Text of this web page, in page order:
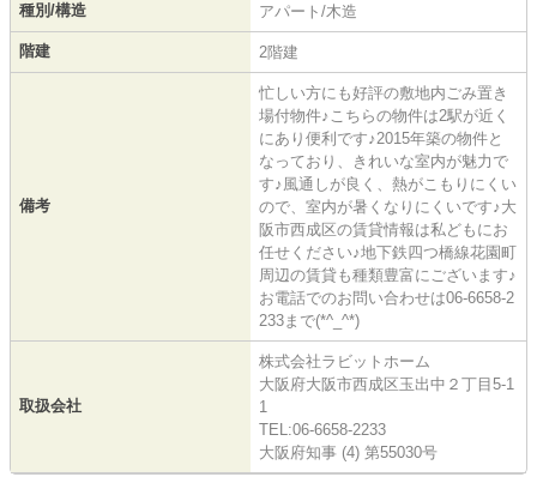
種別/構造 アパート/木造
階建 2階建
備考
忙しい方にも好評の敷地内ごみ置き
場付物件♪こちらの物件は2駅が近く
にあり便利です♪2015年築の物件と
なっており、きれいな室内が魅力で
す♪風通しが良く、熱がこもりにくい
ので、室内が暑くなりにくいです♪大
阪市西成区の賃貸情報は私どもにお
任せください♪地下鉄四つ橋線花園町
周辺の賃貸も種類豊富にございます♪
お電話でのお問い合わせは06-6658-2
233まで(*^_^*)
取扱会社
株式会社ラビットホーム
大阪府大阪市西成区玉出中２丁目5-1
1
TEL:06-6658-2233
大阪府知事 (4) 第55030号